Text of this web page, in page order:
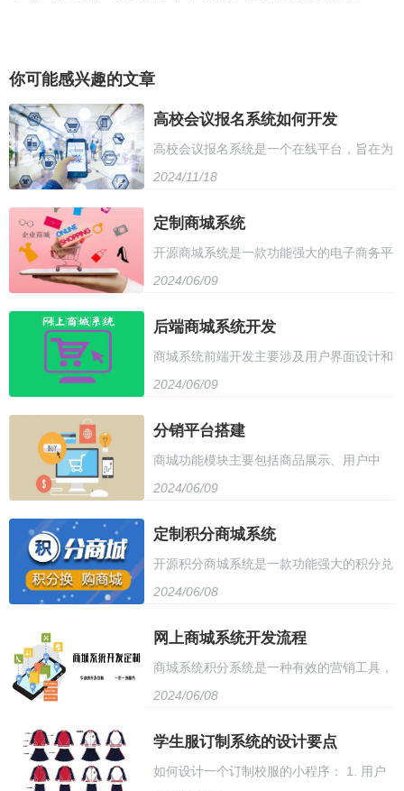
你可能感兴趣的文章
高校会议报名系统如何开发
高校会议报名系统是一个在线平台，旨在为
参与者提供便捷、高效的会议报名服务。该
系统具备多种功能，如注册、缴费、信息管
理、通知发布等，为参会人员提供全方位的
2024/11/18
定制商城系统
开源商城系统是一款功能强大的电子商务平
台，支持多种支付方式和物流配送，提供丰
富的营销工具和数据分析功能。它具有高度
的可定制性和扩展性，可以根据用户需求进
大的安全保障，确保用户数据和交易安全。
它适用于各种规模的企业和个人，是搭建电
2024/06/09
后端商城系统开发
商城系统前端开发主要涉及用户界面设计和
用户体验优化。开发者需要使用HTML、
CSS和JavaScript等技术，构建美观且易于
使用的用户界面，包括产品展示、购物车管
式设计，确保在不同设备上都能提供良好的
用户体验。此外，还需与后端开发人员紧密
2024/06/09
分销平台搭建
商城功能模块主要包括商品展示、用户中
心、购物车、结账、评价等功能。商品展示
可按照类别或关键字进行展示，方便用户浏
览；用户中心提供注册、登录、个人信息管
纳多个商品，方便用户一次性结算；结账模
块提供多种支付方式，满足用户多样化需
评价，提升商城服务质量。
2024/06/09
定制积分商城系统
开源积分商城系统是一款功能强大的积分兑
换平台，支持多种积分类型和兑换方式，提
供丰富的商品库和自定义功能，方便用户进
行积分管理和兑换。系统采用模块化设计，
维护性。同时，系统还提供了完善的用户管
理和权限控制功能，确保系统安全可靠。使
2024/06/08
网上商城系统开发流程
商城系统积分系统是一种有效的营销工具，
通过积分奖励机制，鼓励用户购买和参与活
动，提高用户忠诚度。系统可以记录用户的
消费记录，并根据消费金额和频率分配积
2024/06/08
学生服订制系统的设计要点
如何设计一个订制校服的小程序： 1. 用户